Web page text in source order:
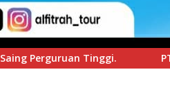
PT Pegadaian Kanwil VI